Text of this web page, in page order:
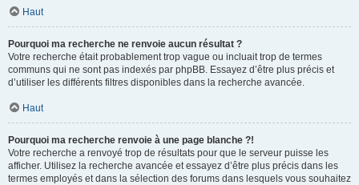
Haut
Pourquoi ma recherche ne renvoie aucun résultat ?
Votre recherche était probablement trop vague ou incluait trop de termes
communs qui ne sont pas indexés par phpBB. Essayez d’être plus précis et
d’utiliser les différents filtres disponibles dans la recherche avancée.
Haut
Pourquoi ma recherche renvoie à une page blanche ?!
Votre recherche a renvoyé trop de résultats pour que le serveur puisse les
afficher. Utilisez la recherche avancée et essayez d’être plus précis dans les
termes employés et dans la sélection des forums dans lesquels vous souhaitez